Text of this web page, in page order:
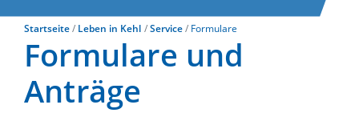
Startseite Leben in Kehl Service Formulare
Formulare und
Anträge